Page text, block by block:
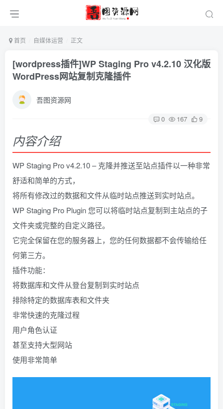
首页 自媒体运营 正文
[wordpress插件]WP Staging Pro v4.2.10 汉化版
WordPress网站复制克隆插件
吾图资源网
0 167 9
内容介绍
WP Staging Pro v4.2.10 – 克隆并推送至站点插件以一种非常
舒适和简单的方式，
将所有修改过的数据和文件从临时站点推送到实时站点。
WP Staging Pro Plugin 您可以将临时站点复制到主站点的子
文件夹或完整的自定义路径。
它完全保留在您的服务器上，您的任何数据都不会传输给任
何第三方。
插件功能：
将数据库和文件从登台复制到实时站点
排除特定的数据库表和文件夹
非常快速的克隆过程
用户角色认证
甚至支持大型网站
使用非常简单